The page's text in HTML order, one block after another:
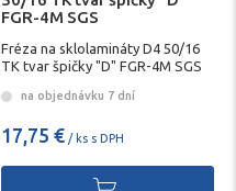
FGR-4M SGS
Fréza na sklolamináty D4 50/16
TK tvar špičky "D" FGR-4M SGS
na objednávku 7 dní
17,75 € / ks s DPH